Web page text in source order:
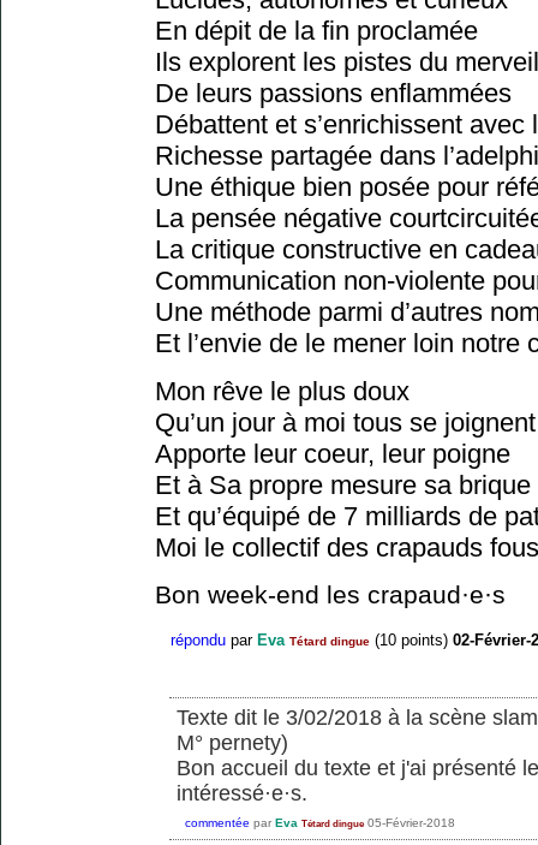
En dépit de la fin proclamée
Ils explorent les pistes du
De leurs passions enflammées
Débattent et s’enrichissent avec
Richesse partagée dans
Une éthique bien posée pour
La pensée négative
La critique constructive en
Communication non-violente
Une méthode parmi d’autres
Et l’envie de le mener loin notre
Mon rêve le plus doux
Qu’un jour à moi tous se joignent
Apporte leur coeur, leur poigne
Et à Sa propre mesure sa
Et qu’équipé de 7 milliards de
Moi le collectif des crapauds fous
Bon week-end les crapaud·e·s
répondu par Eva Tétard dingue (10 points) 02-Février-
Texte dit le 3/02/2018 à la scène
M° pernety)
Bon accueil du texte et j'ai présenté
intéressé·e·s.
commentée par Eva Tétard dingue 05-Février-2018